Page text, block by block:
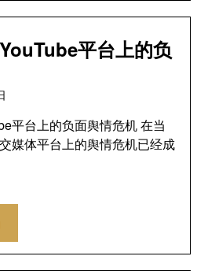
平台上的负
平台上的负面舆情危机 在当
媒体平台上的舆情危机已经成